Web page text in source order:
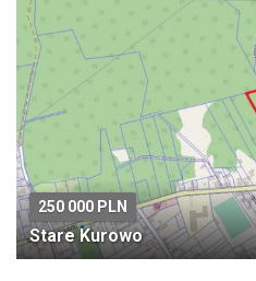
250 000 PLN
Stare Kurowo